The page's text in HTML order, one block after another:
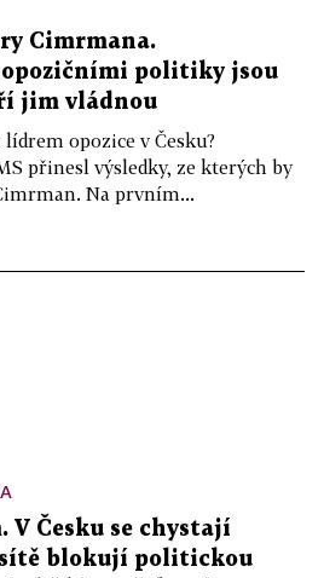
Cimrmana.
politiky jsou
jim vládnou
opozice v Česku?
přinesl výsledky, ze kterých by
Na prvním...
V Česku se chystají
blokují politickou